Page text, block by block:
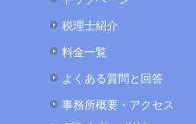
税理士紹介
料金一覧
よくある質問と回答
事務所概要・アクセス